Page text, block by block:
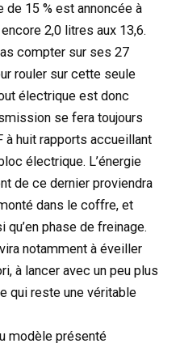
de 15 % est annoncée à
2,0 litres aux 13,6.
compter sur ses 27
rouler sur cette seule
électrique est donc
se fera toujours
à huit rapports accueillant
électrique. L’énergie
de ce dernier proviendra
dans le coffre, et
phase de freinage.
notamment à éveiller
à lancer avec un peu plus
qui reste une véritable
modèle présenté